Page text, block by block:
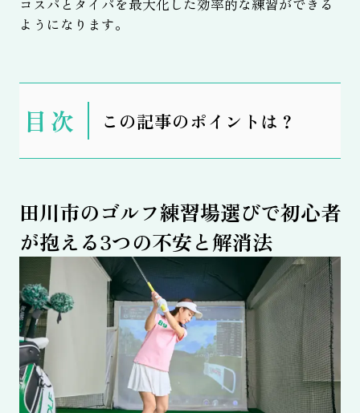
コスパとタイパを最大化した効率的な練習ができる
ようになります。
この記事のポイントは？
表
示
田川市のゴルフ練習場選びで初心者
が抱える3つの不安と解消法